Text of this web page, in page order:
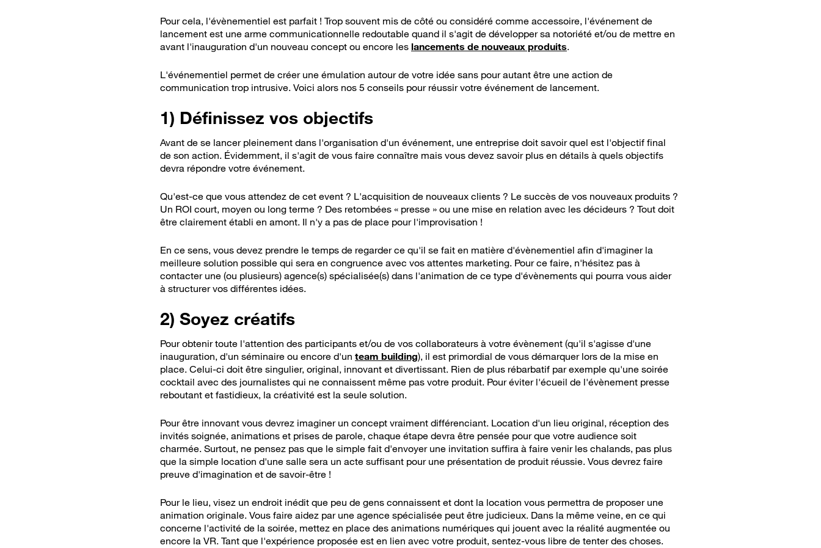
Pour cela, l'évènementiel est parfait ! Trop souvent mis de côté ou considéré comme accessoire, l'événement de
lancement est une arme communicationnelle redoutable quand il s'agit de développer sa notoriété et/ou de mettre en
avant l'inauguration d'un nouveau concept ou encore les lancements de nouveaux produits.
L'événementiel permet de créer une émulation autour de votre idée sans pour autant être une action de
communication trop intrusive. Voici alors nos 5 conseils pour réussir votre événement de lancement.
1) Définissez vos objectifs
Avant de se lancer pleinement dans l'organisation d'un événement, une entreprise doit savoir quel est l'objectif final
de son action. Évidemment, il s'agit de vous faire connaître mais vous devez savoir plus en détails à quels objectifs
devra répondre votre événement.
Qu'est-ce que vous attendez de cet event ? L'acquisition de nouveaux clients ? Le succès de vos nouveaux produits ?
Un ROI court, moyen ou long terme ? Des retombées « presse » ou une mise en relation avec les décideurs ? Tout doit
être clairement établi en amont. Il n'y a pas de place pour l'improvisation !
En ce sens, vous devez prendre le temps de regarder ce qu'il se fait en matière d'évènementiel afin d'imaginer la
meilleure solution possible qui sera en congruence avec vos attentes marketing. Pour ce faire, n'hésitez pas à
contacter une (ou plusieurs) agence(s) spécialisée(s) dans l'animation de ce type d'évènements qui pourra vous aider
à structurer vos différentes idées.
2) Soyez créatifs
Pour obtenir toute l'attention des participants et/ou de vos collaborateurs à votre évènement (qu'il s'agisse d'une
inauguration, d'un séminaire ou encore d'un team building), il est primordial de vous démarquer lors de la mise en
place. Celui-ci doit être singulier, original, innovant et divertissant. Rien de plus rébarbatif par exemple qu'une soirée
cocktail avec des journalistes qui ne connaissent même pas votre produit. Pour éviter l'écueil de l'évènement presse
reboutant et fastidieux, la créativité est la seule solution.
Pour être innovant vous devrez imaginer un concept vraiment différenciant. Location d'un lieu original, réception des
invités soignée, animations et prises de parole, chaque étape devra être pensée pour que votre audience soit
charmée. Surtout, ne pensez pas que le simple fait d'envoyer une invitation suffira à faire venir les chalands, pas plus
que la simple location d'une salle sera un acte suffisant pour une présentation de produit réussie. Vous devrez faire
preuve d'imagination et de savoir-être !
Pour le lieu, visez un endroit inédit que peu de gens connaissent et dont la location vous permettra de proposer une
animation originale. Vous faire aidez par une agence spécialisée peut être judicieux. Dans la même veine, en ce qui
concerne l'activité de la soirée, mettez en place des animations numériques qui jouent avec la réalité augmentée ou
encore la VR. Tant que l'expérience proposée est en lien avec votre produit, sentez-vous libre de tenter des choses.